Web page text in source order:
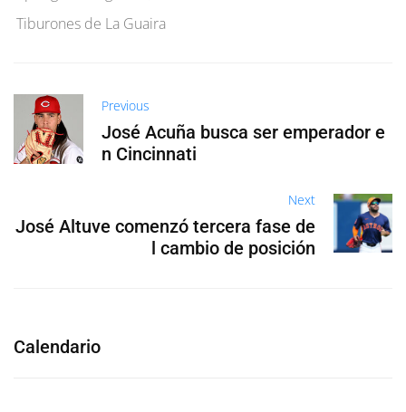
Tiburones de La Guaira
Previous
José Acuña busca ser emperador e
n Cincinnati
Next
José Altuve comenzó tercera fase de
l cambio de posición
Calendario